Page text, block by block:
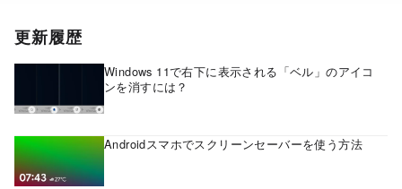
更新履歴
Windows 11で右下に表示される「ベル」のアイコ
ンを消すには？
Androidスマホでスクリーンセーバーを使う方法